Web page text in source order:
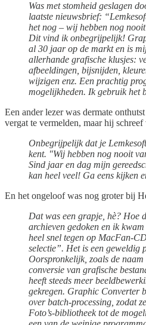
Was met stomheid geslagen
laatste nieuwsbrief:
het nog – wij hebben nog
Dit vind ik onbegrijpelijk!
al 30 jaar op de markt en is
allerhande grafische klusjes:
afbeeldingen, bijsnijden,
wijzigen enz. Een prachtig
mogelijkheden. Ik gebruik het
Een ander lezer was dermate
vergat te vermelden, maar hij
Onbegrijpelijk dat je
kent. "Wij hebben nog nooit
Sind jaar en dag mijn
kan heel veel! Ga eens kijken
En het ongeloof was nog groter bij
Dat was een grapje, hè? Hoe
archieven gedoken en ik
heel snel tegen op MacFan-
selectie”. Het is een geweldig
Oorspronkelijk, zoals de
conversie van grafische
heeft steeds meer
gekregen. Graphic Converter
over batch-processing, zodat
Foto’s-bibliotheek tot de